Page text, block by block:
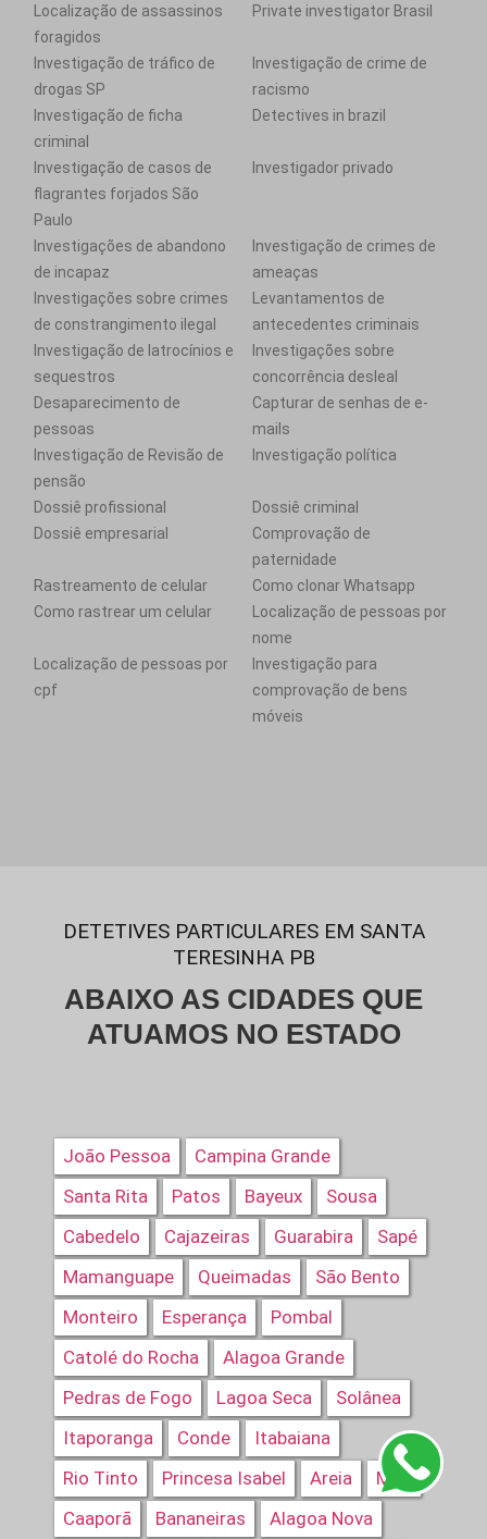
Localização de assassinos
foragidos
Private investigator Brasil
Investigação de tráfico de
drogas SP
Investigação de crime de
racismo
Investigação de ficha
criminal
Detectives in brazil
Investigação de casos de
flagrantes forjados São
Paulo
Investigador privado
Investigações de abandono
de incapaz
Investigação de crimes de
ameaças
Investigações sobre crimes
de constrangimento ilegal
Levantamentos de
antecedentes criminais
Investigação de latrocínios e
sequestros
Investigações sobre
concorrência desleal
Desaparecimento de
pessoas
Capturar de senhas de e-
mails
Investigação de Revisão de
pensão
Investigação política
Dossiê profissional
Dossiê criminal
Dossiê empresarial
Comprovação de
paternidade
Rastreamento de celular
Como clonar Whatsapp
Como rastrear um celular
Localização de pessoas por
nome
Localização de pessoas por
cpf
Investigação para
comprovação de bens
móveis
DETETIVES PARTICULARES EM SANTA
TERESINHA PB
ABAIXO AS CIDADES QUE
ATUAMOS NO ESTADO
João Pessoa
Campina Grande
Santa Rita
Patos Bayeux
Sousa
Cabedelo
Cajazeiras Guarabira
Sapé
Mamanguape
Queimadas
São Bento
Monteiro
Esperança
Pombal
Catolé do Rocha
Alagoa Grande
Pedras de Fogo
Lagoa Seca
Solânea
Itaporanga
Conde
Itabaiana
Rio Tinto
Princesa Isabel Areia
Mari
Caaporã
Bananeiras Alagoa Nova